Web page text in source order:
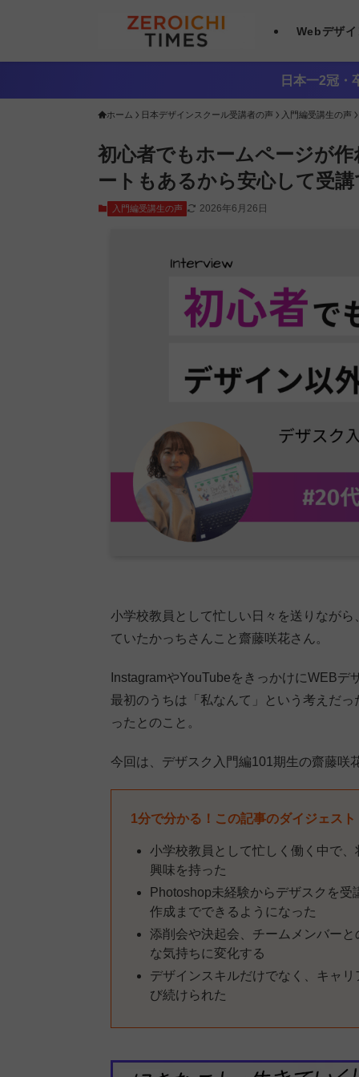
Webデザ
日本一2冠・
ホーム 日本デザインスクール受講者の声 入門編受講生の声
初心者でもホームページが
ートもあるから安心して受
入門編受講生の声 2026年6月26日
小学校教員として忙しい日々を送りなが
ていたかっちさんこと齋藤咲花さん。
InstagramやYouTubeをきっかけにWEB
最初のうちは「私なんて」という考えだ
ったとのこと。
今回は、デザスク入門編101期生の齋藤咲
1分で分かる！この記事のダイジェスト
小学校教員として忙しく働く中で
興味を持った
Photoshop未経験からデザスクを
作成までできるようになった
添削会や決起会、チームメンバー
な気持ちに変化する
デザインスキルだけでなく、キャ
び続けられた